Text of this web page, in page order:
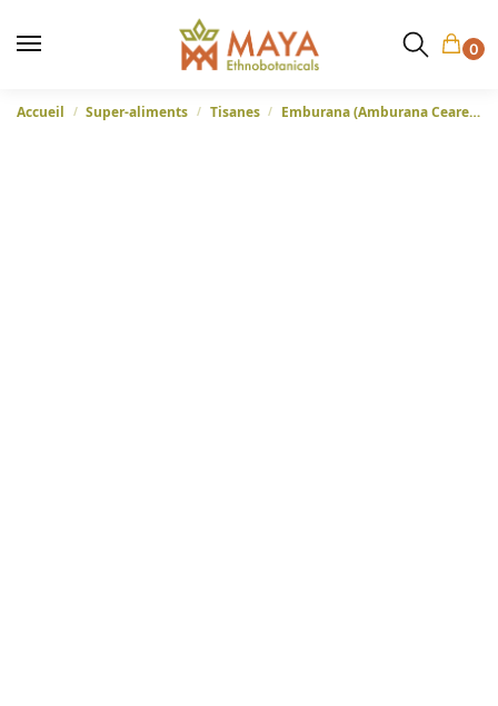
0
Accueil / Super-aliments / Tisanes / Emburana (Amburana Cearensis) – Écorce entière du Brésil